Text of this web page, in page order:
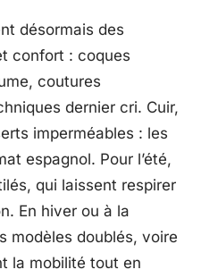
désormais des
confort : coques
coutures
dernier cri. Cuir,
imperméables : les
espagnol. Pour l’été,
qui laissent respirer
En hiver ou à la
modèles doublés, voire
la mobilité tout en